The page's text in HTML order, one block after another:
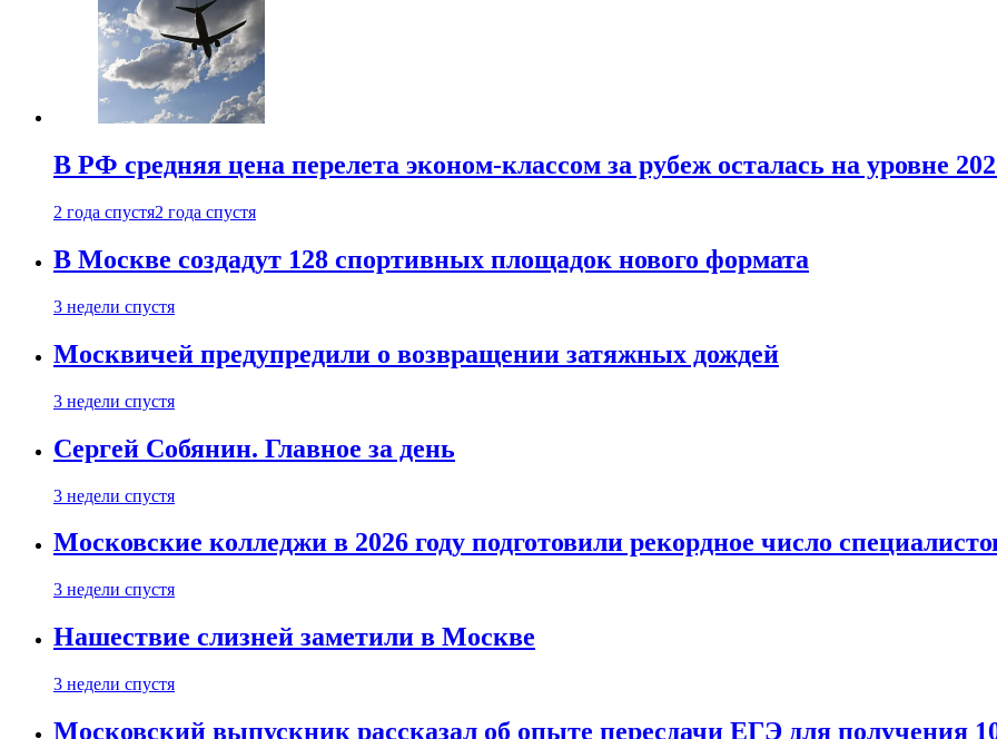
В РФ средняя цена перелета эконом-классом за рубеж осталась на уровне
2 года спустя2 года спустя
В Москве создадут 128 спортивных площадок нового формата
3 недели спустя
Москвичей предупредили о возвращении затяжных дождей
3 недели спустя
Сергей Собянин. Главное за день
3 недели спустя
Московские колледжи в 2026 году подготовили рекордное число
3 недели спустя
Нашествие слизней заметили в Москве
3 недели спустя
Московский выпускник рассказал об опыте пересдачи ЕГЭ для получения